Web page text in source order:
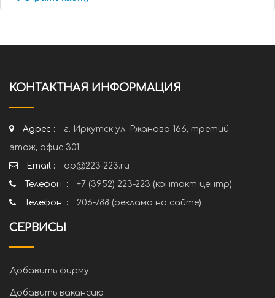
КОНТАКТНАЯ ИНФОРМАЦИЯ
Адрес :
г. Иркутск ул. Ржанова 166, третий
этаж, офис 301
Email :
ap@223-223.ru
Телефон: :
+7 (3952) 223-223 (контакт центр)
Телефон: :
206-788 (реклама на сайте)
СЕРВИСЫ
Добавить фирму
Добавить вакансию